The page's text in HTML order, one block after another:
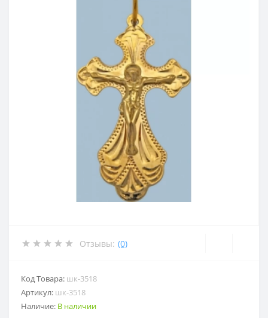
Отзывы: (0)
Код Товара: шк-3518
Артикул: шк-3518
Наличие: В наличии